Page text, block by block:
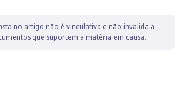
no artigo não é vinculativa e não invalida a
que suportem a matéria em causa.